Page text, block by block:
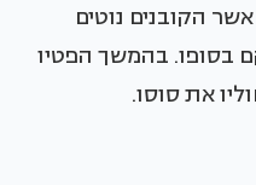
הקובנים נוטים
בסופו. בהמשך הפטיו
את סוסו.